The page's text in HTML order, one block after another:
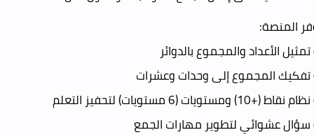
المنصة:
الأعداد والمجموع بالدوائر
تفكيك المجموع إلى وحدات وعشرات
(+10) ومستويات (6 مستويات) لتحفيز التعلم
سؤال عشوائي لتطوير مهارات الجمع